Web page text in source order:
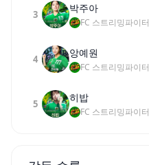
3 박주아
FC 스트리밍파이터
4 앙예원
FC 스트리밍파이터
5 히밥
FC 스트리밍파이터